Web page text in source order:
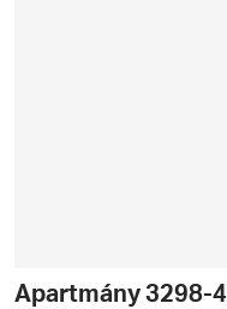
Apartmány 3298-